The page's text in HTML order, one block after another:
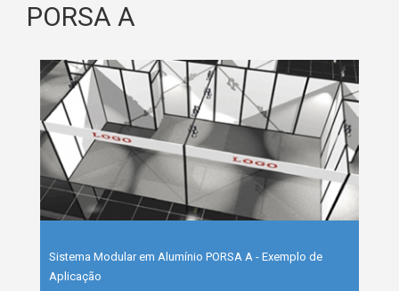
PORSA A
Sistema Modular em Alumínio PORSA A - Exemplo de
Aplicação